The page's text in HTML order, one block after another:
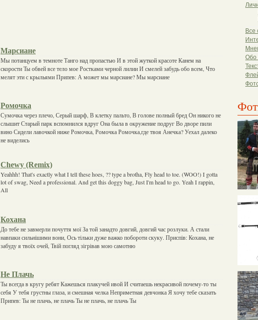
Все
Обо
Марсиане
Мы потанцуем в темноте Танго над пропастью И в этой жуткой красоте Канем на
скорости Ты обвей все тело мое Ростками черной лилии И смелей забудь обо всем, Что
мелят эти с крыльями Припев: А может мы марсиане? Мы марсиане
Ромочка
Сумочка через плечо, Серый шарф, В клетку пальто, В голове полный бред Он никого не
слышит Старый парк вспомнился вдруг Она была в окружение подруг Во дворе пили
вино Сидели лавочкой ниже Ромочка, Ромочка Ромочка,где твоя Анечка? Уехал далеко
не виделись
Chewy (Remix)
Yeahhh! That's exactly what I tell these hoes, ?? type a brotha, Fly head to toe. (WOO!) I gotta
lot of swag, Need a professional. And get this doggy bag, Just I'm head to go. Yeah I rappin,
All
Кохана
До тебе не завмерли почуття мої За той занадто довгий, довгий час розлуки. А стали
навпаки сильнішими вони, Ось тільки дуже важко побороти скуку. Приспів: Кохана, не
забуду я твоїх очей, Твій погляд зігрівав мою самотню
Не Плачь
Ты всегда в кругу ребят Кажешься плакучей ивой И считаешь некрасивой почему-то ты
себя У тебя грустны глаза, и смешная челка Неприметная девчонка Я хочу тебе сказать
Припев: Ты не плачь, не плачь Ты не плачь, не плачь Ты